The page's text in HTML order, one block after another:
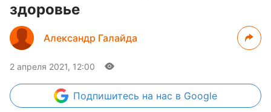
здоровье
Александр Галайда
2 апреля 2021, 12:00
Подпишитесь на нас в Google